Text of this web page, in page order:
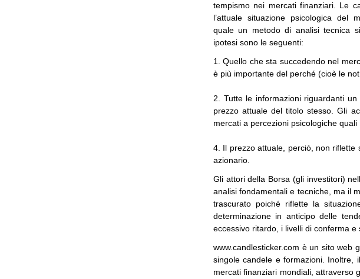
tempismo nei mercati finanziari. Le
l’attuale situazione psicologica del
quale un metodo di analisi tecnica
ipotesi sono le seguenti:
1. Quello che sta succedendo nel
è più importante del perché (cioè le
2. Tutte le informazioni riguardanti
prezzo attuale del titolo stesso. Gli
mercati a percezioni psicologiche
4. Il prezzo attuale, perciò, non
azionario.
Gli attori della Borsa (gli investitori)
analisi fondamentali e tecniche, ma il
trascurato poiché riflette la
determinazione in anticipo delle
eccessivo ritardo, i livelli di conferma e
www.candlesticker.com è un sito web
singole candele e formazioni. Inoltre,
mercati finanziari mondiali, attraverso